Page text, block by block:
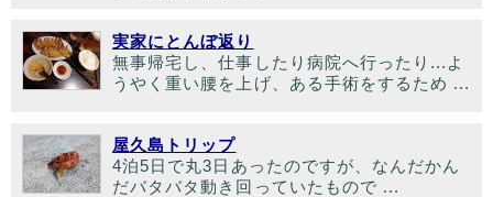
実家にとんぼ返り
無事帰宅し、仕事したり病院へ行ったり...よ
うやく重い腰を上げ、ある手術をするため ...
屋久島トリップ
4泊5日で丸3日あったのですが、なんだかん
だバタバタ動き回っていたもので ...